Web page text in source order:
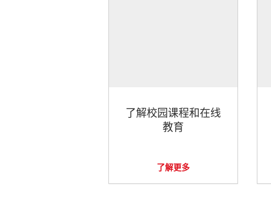
了解校园课程和在线
教育
了解更多